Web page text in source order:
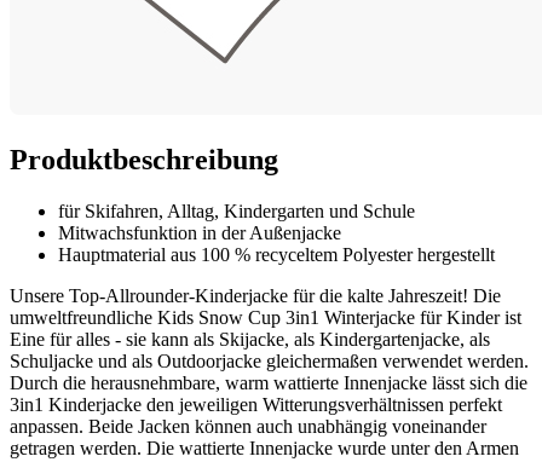
Produktbeschreibung
für Skifahren, Alltag, Kindergarten und Schule
Mitwachsfunktion in der Außenjacke
Hauptmaterial aus 100 % recyceltem Polyester hergestellt
Unsere Top-Allrounder-Kinderjacke für die kalte Jahreszeit! Die
umweltfreundliche Kids Snow Cup 3in1 Winterjacke für Kinder ist
Eine für alles - sie kann als Skijacke, als Kindergartenjacke, als
Schuljacke und als Outdoorjacke gleichermaßen verwendet werden.
Durch die herausnehmbare, warm wattierte Innenjacke lässt sich die
3in1 Kinderjacke den jeweiligen Witterungsverhältnissen perfekt
anpassen. Beide Jacken können auch unabhängig voneinander
getragen werden. Die wattierte Innenjacke wurde unter den Armen